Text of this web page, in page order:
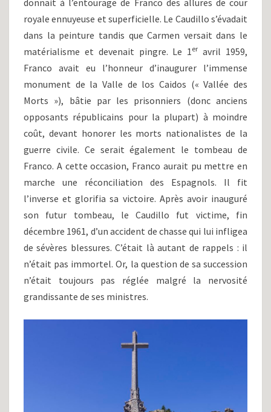
donnait à l’entourage de Franco des allures de cour
royale ennuyeuse et superficielle. Le Caudillo s’évadait
dans la peinture tandis que Carmen versait dans le
matérialisme et devenait pingre. Le 1er avril 1959,
Franco avait eu l’honneur d’inaugurer l’immense
monument de la Valle de los Caidos (« Vallée des
Morts »), bâtie par les prisonniers (donc anciens
opposants républicains pour la plupart) à moindre
coût, devant honorer les morts nationalistes de la
guerre civile. Ce serait également le tombeau de
Franco. A cette occasion, Franco aurait pu mettre en
marche une réconciliation des Espagnols. Il fit
l’inverse et glorifia sa victoire. Après avoir inauguré
son futur tombeau, le Caudillo fut victime, fin
décembre 1961, d’un accident de chasse qui lui infligea
de sévères blessures. C’était là autant de rappels : il
n’était pas immortel. Or, la question de sa succession
n’était toujours pas réglée malgré la nervosité
grandissante de ses ministres.